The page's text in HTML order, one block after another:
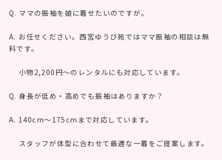
Q. ママの振袖を娘に着せたいのですが。
A. お任せください。西宮ゆうび苑ではママ振袖の相談は無
料です。
小物2,200円〜のレンタルにも対応しています。
Q. 身長が低め・高めでも振袖はありますか？
A. 140cm〜175cmまで対応しています。
スタッフが体型に合わせて最適な一着をご提案します。